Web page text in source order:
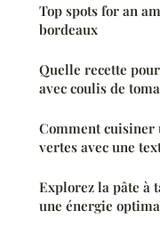
Top spots for an
bordeaux
Quelle recette
avec coulis de
Comment cuisiner
vertes avec une
Explorez la pâte à
une énergie